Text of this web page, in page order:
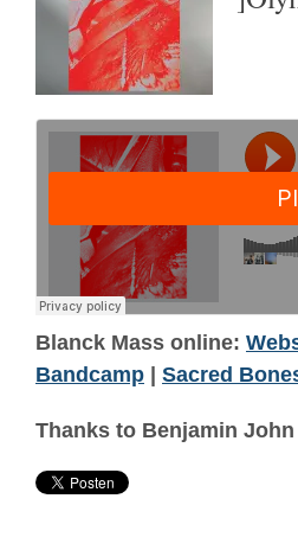
Blanck Mass online:
Bandcamp
Sacred
Thanks to Benjamin John